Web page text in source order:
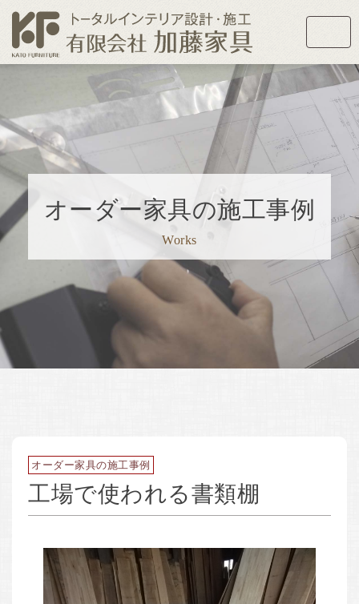
オーダー家具の施工事例
Works
オーダー家具の施工事例
工場で使われる書類棚